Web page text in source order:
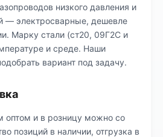
низкого давления и
— электросварные, дешевле
Марку стали (ст20, 09Г2С и
и среде. Наши
вариант под задачу.
оптом и в розницу можно со
позиций в наличии, отгрузка в